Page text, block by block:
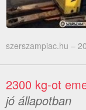
szerszampiac.hu –
2300 kg-ot
jó állapotban